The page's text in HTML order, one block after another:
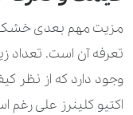
تور عروس کار شده
تیشرت
مزیت مهم بعدی
تعرفه آن است. تعداد
وجود دارد که از نظر
اکتیو کلینرز علی